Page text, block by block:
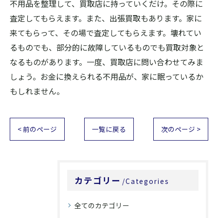
不用品を整理して、買取店に持っていくだけ。その際に
査定してもらえます。また、出張買取もあります。家に
来てもらって、その場で査定してもらえます。壊れてい
るものでも、部分的に故障しているものでも買取対象と
なるものがあります。一度、買取店に問い合わせてみま
しょう。お金に換えられる不用品が、家に眠っているか
もしれません。
< 前のページ 一覧に戻る 次のページ >
カテゴリー Categories
全てのカテゴリー